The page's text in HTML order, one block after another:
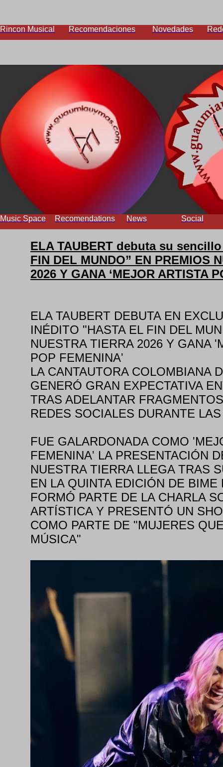
Rincon Musical Recomendaciones Novedades
Music Space Recomendations News Social
ELA TAUBERT debuta su
FIN DEL MUNDO” EN PREMIOS
2026 Y GANA ‘MEJOR ARTISTA
ELA TAUBERT DEBUTA EN
INÉDITO "HASTA EL FIN DEL
NUESTRA TIERRA 2026 Y GANA
POP FEMENINA'
LA CANTAUTORA COLOMBIANA
GENERÓ GRAN EXPECTATIVA
TRAS ADELANTAR
REDES SOCIALES DURANTE
FUE GALARDONADA COMO
FEMENINA' LA PRESENTACIÓN
NUESTRA TIERRA LLEGA TRAS
EN LA QUINTA EDICIÓN DE
FORMÓ PARTE DE LA CHARLA
ARTÍSTICA Y PRESENTÓ UN
COMO PARTE DE "MUJERES
MÚSICA"